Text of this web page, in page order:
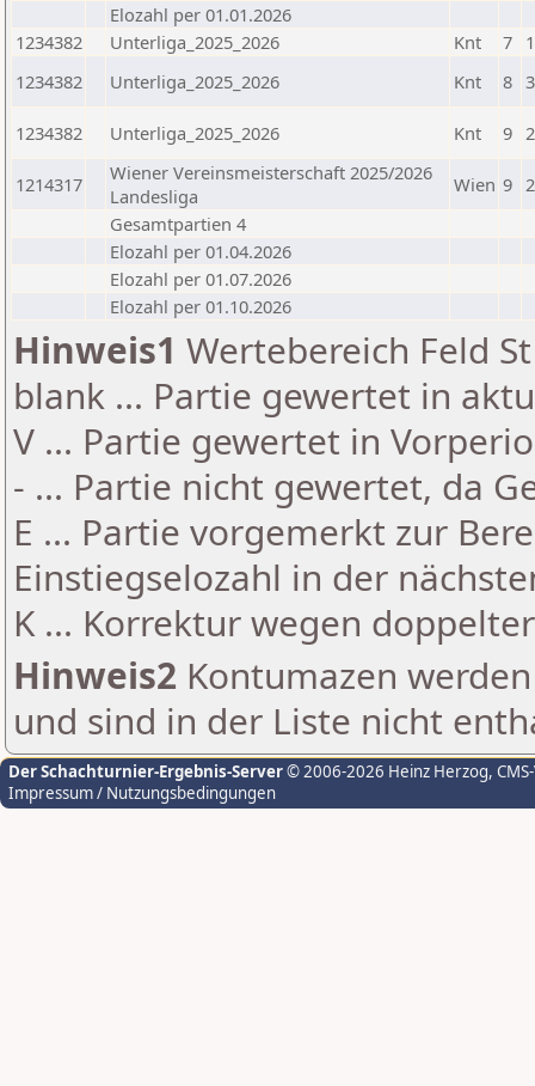
Elozahl per 01.01.2026
1234382
Unterliga_2025_2026 Knt 7
1234382
Unterliga_2025_2026 Knt 8
1234382 Unterliga_2025_2026 Knt 9
1214317
Wiener Vereinsmeisterschaft 2025/2026
Landesliga
Wien 9
Gesamtpartien 4
Elozahl per 01.04.2026
Elozahl per 01.07.2026
Elozahl per 01.10.2026
Hinweis1 Wertebereich Feld
blank ... Partie gewertet in
V ... Partie gewertet in
- ... Partie nicht gewertet, da
E ... Partie vorgemerkt zur
Einstiegselozahl in der
K ... Korrektur wegen
Hinweis2 Kontumazen
und sind in der Liste nicht
Der Schachturnier-Ergebnis-Server© 2006-2026 Heinz Herzog,
Impressum / Nutzungsbedingungen